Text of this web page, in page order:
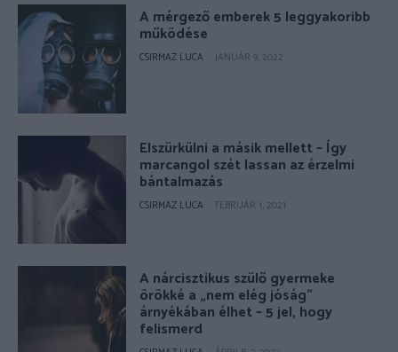
A mérgező emberek 5 leggyakoribb
működése
CSIRMAZ LUCA JANUÁR 9, 2022
Elszürkülni a másik mellett – Így
marcangol szét lassan az érzelmi
bántalmazás
CSIRMAZ LUCA FEBRUÁR 1, 2021
A nárcisztikus szülő gyermeke
örökké a „nem elég jóság”
árnyékában élhet – 5 jel, hogy
felismerd